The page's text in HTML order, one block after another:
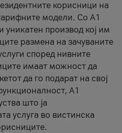
корисници на
модели. Со A1
уникатен производ кој им
размена на зачуваните
според нивните
имаат можност да
да го подарат на свој
А1
што ја
услуга во вистинска